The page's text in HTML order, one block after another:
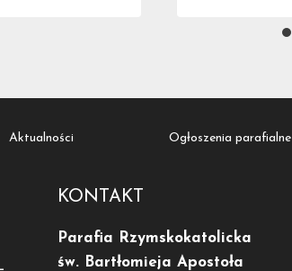
Aktualności Ogłoszenia parafialne
KONTAKT
Parafia Rzymskokatolicka
św. Bartłomieja Apostoła